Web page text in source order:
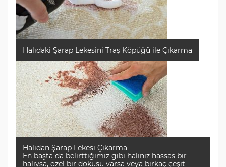
Halıdaki Şarap Lekesini Traş Köpüğü ile Çıkarma
Halıdan Şarap Lekesi Çıkarma
En başta da belirttiğimiz gibi halınız hassas bir
halıysa, özel bir dokusu varsa veya birkaç çeşit